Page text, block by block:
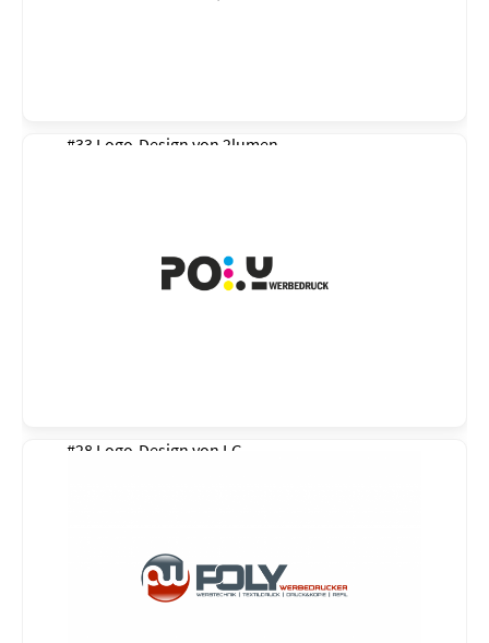
#33 Logo-Design von 2lumen
#28 Logo-Design von LG